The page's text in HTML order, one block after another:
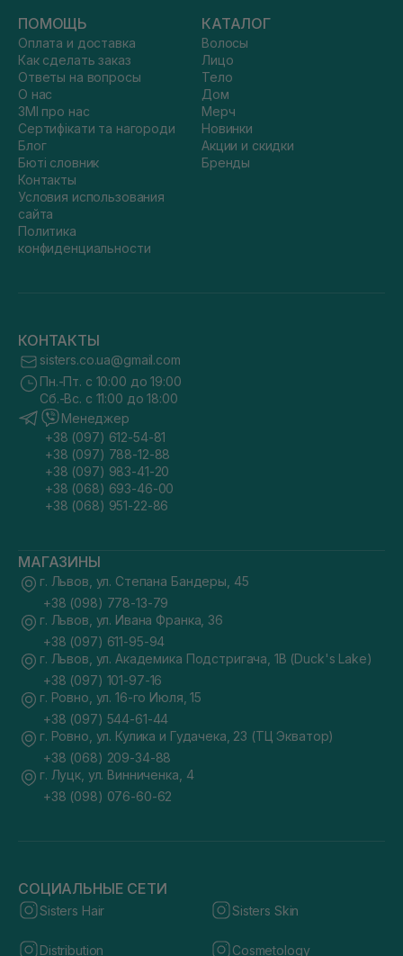
ПОМОЩЬ
Оплата и доставка
Как сделать заказ
Ответы на вопросы
О нас
ЗМІ про нас
Сертифікати та нагороди
Блог
Бюті словник
Контакты
Условия использования
сайта
Политика
конфиденциальности
КАТАЛОГ
Волосы
Лицо
Тело
Дом
Мерч
Новинки
Акции и скидки
Бренды
КОНТАКТЫ
sisters.co.ua@gmail.com
Пн.-Пт. с 10:00 до 19:00
Сб.-Вс. с 11:00 до 18:00
Менеджер
+38 (097) 612-54-81
+38 (097) 788-12-88
+38 (097) 983-41-20
+38 (068) 693-46-00
+38 (068) 951-22-86
МАГАЗИНЫ
г. Львов, ул. Степана Бандеры, 45
+38 (098) 778-13-79
г. Львов, ул. Ивана Франка, 36
+38 (097) 611-95-94
г. Львов, ул. Академика Подстригача, 1В (Duck's Lake)
+38 (097) 101-97-16
г. Ровно, ул. 16-го Июля, 15
+38 (097) 544-61-44
г. Ровно, ул. Кулика и Гудачека, 23 (ТЦ Экватор)
+38 (068) 209-34-88
г. Луцк, ул. Винниченка, 4
+38 (098) 076-60-62
СОЦИАЛЬНЫЕ СЕТИ
Sisters Hair Sisters Skin
Distribution Cosmetology